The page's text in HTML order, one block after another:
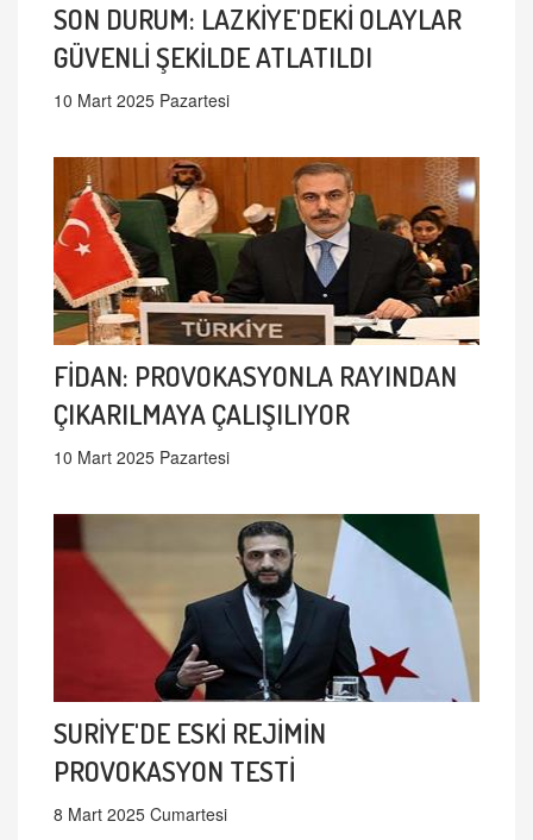
SON DURUM: LAZKİYE'DEKİ OLAYLAR
GÜVENLİ ŞEKİLDE ATLATILDI
10 Mart 2025 Pazartesi
FİDAN: PROVOKASYONLA RAYINDAN
ÇIKARILMAYA ÇALIŞILIYOR
10 Mart 2025 Pazartesi
SURİYE'DE ESKİ REJİMİN
PROVOKASYON TESTİ
8 Mart 2025 Cumartesi